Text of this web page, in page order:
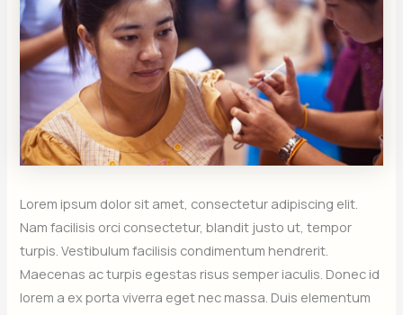
Lorem ipsum dolor sit amet, consectetur adipiscing elit.
Nam facilisis orci consectetur, blandit justo ut, tempor
turpis. Vestibulum facilisis condimentum hendrerit.
Maecenas ac turpis egestas risus semper iaculis. Donec id
lorem a ex porta viverra eget nec massa. Duis elementum